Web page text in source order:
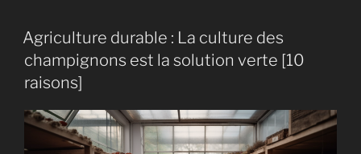
Agriculture durable : La culture des
champignons est la solution verte [10
raisons]